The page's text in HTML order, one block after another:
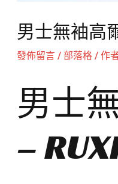
男士無袖高
發佈留言 / 部落格/ 作
男士
–